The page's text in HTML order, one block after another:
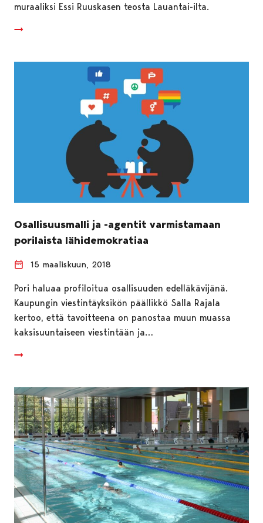
muraaliksi Essi Ruuskasen teosta Lauantai-ilta.
Osallisuusmalli ja -agentit varmistamaan
porilaista lähidemokratiaa
15 maaliskuun, 2018
Pori haluaa profiloitua osallisuuden edelläkävijänä.
Kaupungin viestintäyksikön päällikkö Salla Rajala
kertoo, että tavoitteena on panostaa muun muassa
kaksisuuntaiseen viestintään ja…